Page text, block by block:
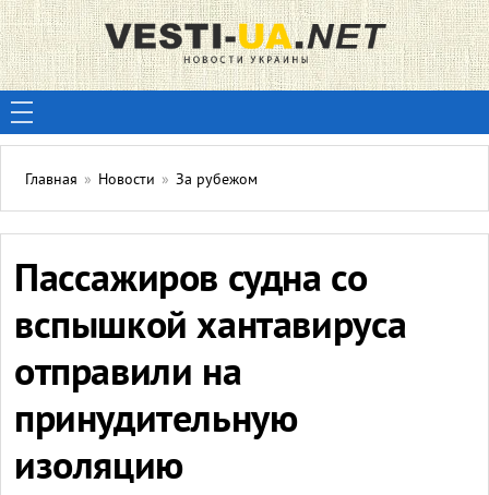
Главная » Новости » За рубежом
Пассажиров судна со
вспышкой хантавируса
отправили на
принудительную
изоляцию